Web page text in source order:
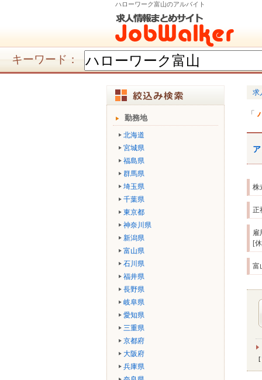
ハローワーク富山のアルバイト
キーワード：
勤務地
北海道
宮城県
福島県
群馬県
埼玉県
千葉県
東京都
神奈川県
新潟県
富山県
石川県
福井県
長野県
岐阜県
愛知県
三重県
京都府
大阪府
兵庫県
求
株
正
雇
[
富